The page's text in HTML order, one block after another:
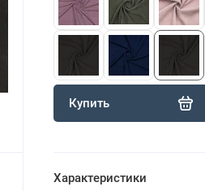
Купить
Характеристики